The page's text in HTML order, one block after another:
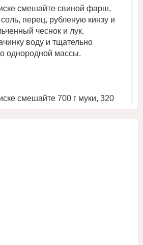
смешайте свиной фарш,
перец, рубленую кинзу и
чеснок и лук.
воду и тщательно
однородной массы.
смешайте 700 г муки, 320